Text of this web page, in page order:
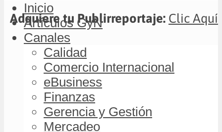
Adquiere tu Publirreportaje: Clic Aquí
Inicio
Artículos GyN
Canales
Calidad
Comercio Internacional
eBusiness
Finanzas
Gerencia y Gestión
Mercadeo